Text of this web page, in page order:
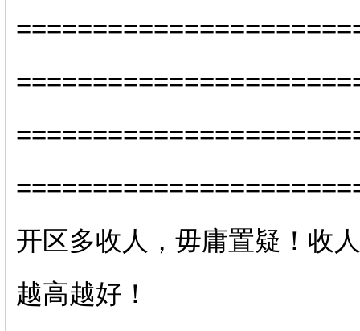
开区多收人，毋庸置疑！收
越高越好！